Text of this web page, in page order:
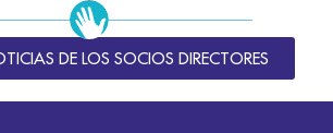
DE LOS SOCIOS DIRECTORES